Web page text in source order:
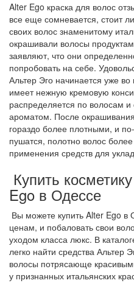
Alter Ego краска для волос
все еще сомневается, стоит
своих волос знаменитому
окрашивали волосы
заявляют, что они
попробовать на себе.
Альтер Эго начинается уже
имеет нежную кремовую
распределяется по волосам
ароматом. После
гораздо более плотными, и
пушатся, полотно волос
применения средств для
Купить косметику
Ego в Одессе
Вы можете купить Alter Ego в
ценам, и побаловать свои
уходом класса люкс. В
легко найти средства Альтер
волосы потрясающе
у признанных итальянских